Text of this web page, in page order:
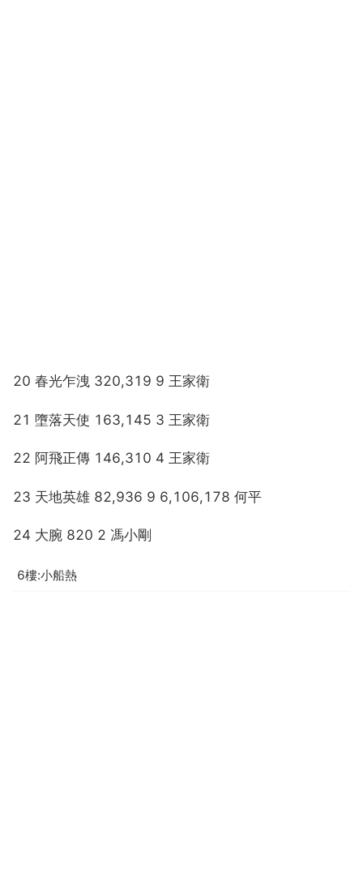
20 春光乍洩 320,319 9 王家衛
21 墮落天使 163,145 3 王家衛
22 阿飛正傳 146,310 4 王家衛
23 天地英雄 82,936 9 6,106,178 何平
24 大腕 820 2 馮小剛
6樓:小船熱